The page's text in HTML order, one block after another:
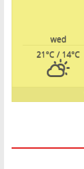
wed
21°C / 14°C